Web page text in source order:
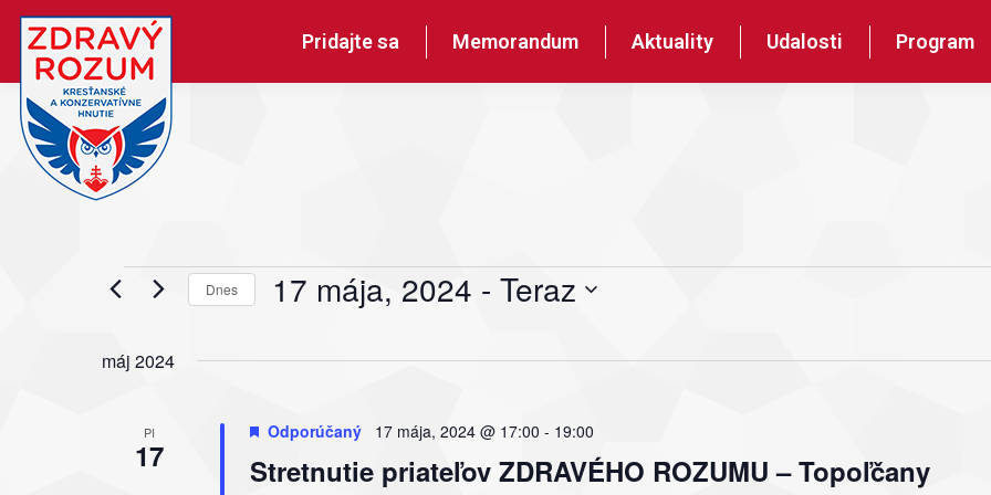
Pridajte sa Memorandum Aktuality Udalosti Program
UdalostiDnes 17 mája, 2024 - Teraz
máj 2024
PI
17 Stretnutie priateľov ZDRAVÉHO ROZUMU – Topoľčany
Odporúčaný 17 mája, 2024 @ 17:00 - 19:00